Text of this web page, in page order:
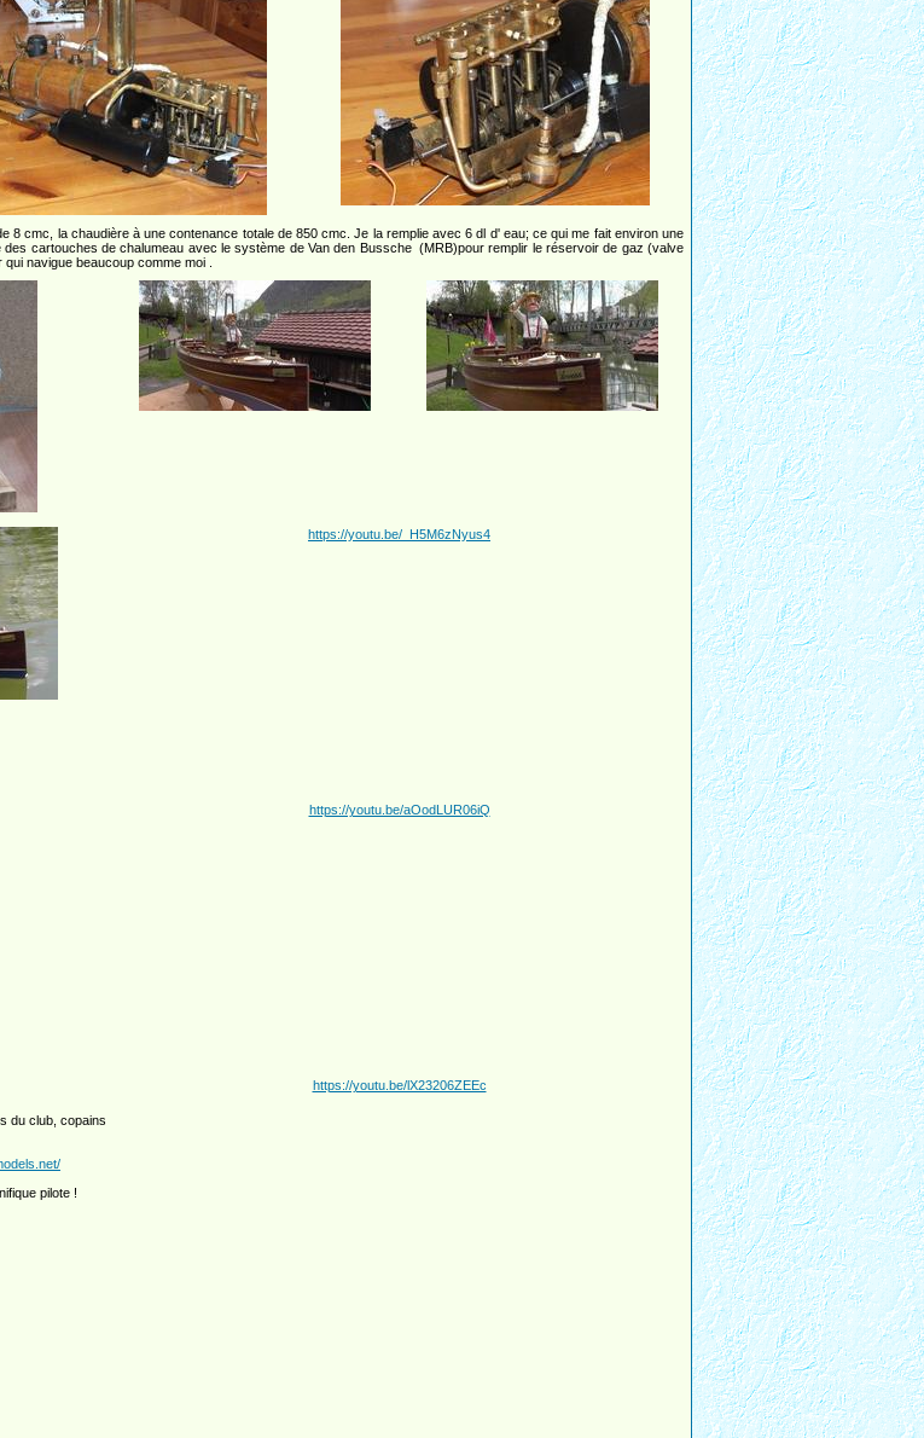
8 cmc, la chaudière à une contenance totale de 850 cmc. Je la remplie avec 6 dl d' eau; ce qui me fait environ une
cartouches de chalumeau avec le système de Van den Bussche (MRB)pour remplir le réservoir de gaz (valve
navigue beaucoup comme moi .
https://youtu.be/_H5M6zNyus4
https://youtu.be/aOodLUR06iQ
du club, copains
pilote !
https://youtu.be/lX23206ZEEc